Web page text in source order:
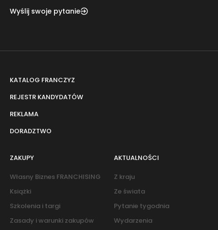
Wyślij swoje pytanie
KATALOG FRANCZYZ
REJESTR KANDYDATÓW
REKLAMA
DORADZTWO
ZAKUPY
Własny Biznes FRANCHISING
Książki
Szkolenia i targi
Zasady i warunki zakupów
AKTUALNOŚCI
Z kraju
Ze świata
Pytanie tygodnia
Wydarzenia